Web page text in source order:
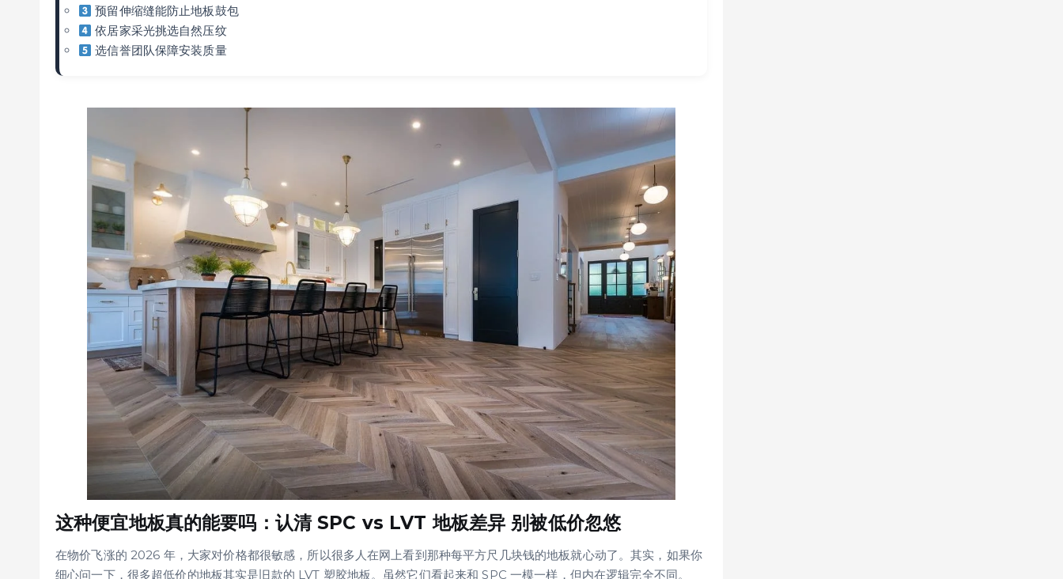
预留伸缩缝能防止地板鼓包
依居家采光挑选自然压纹
选信誉团队保障安装质量
这种便宜地板真的能要吗：认清 SPC vs LVT 地板差异 别被低价忽悠
在物价飞涨的 2026 年，大家对价格都很敏感，所以很多人在网上看到那种每平方尺几块钱的地板就心动了。其实，如果你
细心问一下，很多超低价的地板其实是旧款的 LVT 塑胶地板。虽然它们看起来和 SPC 一模一样，但内在逻辑完全不同。